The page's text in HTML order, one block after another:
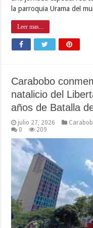
la parroquia Urama del
Leer mas...
Carabobo
natalicio del
años de Batalla
julio 27, 2026
0
209